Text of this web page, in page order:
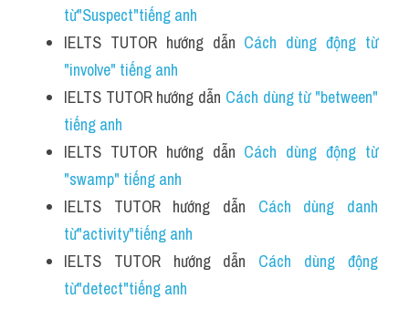
từ"Suspect"tiếng anh
IELTS TUTOR hướng dẫn Cách dùng động từ
"involve" tiếng anh
IELTS TUTOR hướng dẫn Cách dùng từ "between"
tiếng anh
IELTS TUTOR hướng dẫn Cách dùng động từ
"swamp" tiếng anh
IELTS TUTOR hướng dẫn Cách dùng danh
từ"activity"tiếng anh
IELTS TUTOR hướng dẫn Cách dùng động
từ"detect"tiếng anh